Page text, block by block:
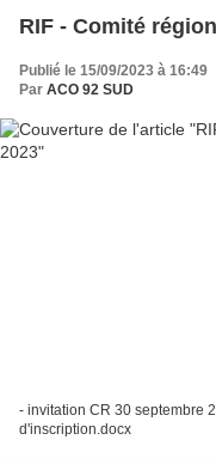
RIF - Comité
Publié le 15/09/2023 à 16:49
Par ACO 92 SUD
- invitation CR 30 septembre 2023.pdf - COMITE
d'inscription.docx